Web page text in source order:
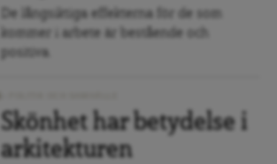
De långsiktiga effekterna för de som
kommer i arbete är bestående och
positiva.
Skönhet har betydelse i
arkitekturen